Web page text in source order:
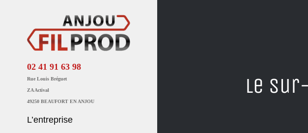
02 41 91 63 98
Rue Louis Bréguet
ZA Actival
49250 BEAUFORT EN ANJOU
L’entreprise
le